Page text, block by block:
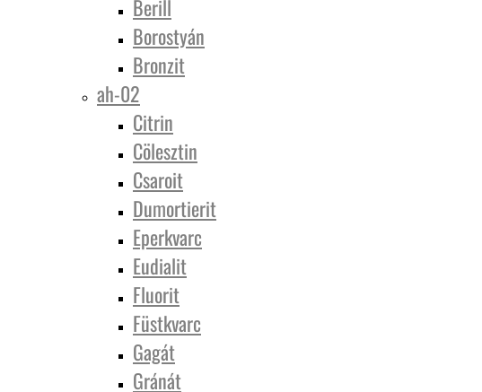
Berill
Borostyán
Bronzit
ah-02
Citrin
Cölesztin
Csaroit
Dumortierit
Eperkvarc
Eudialit
Fluorit
Füstkvarc
Gagát
Gránát